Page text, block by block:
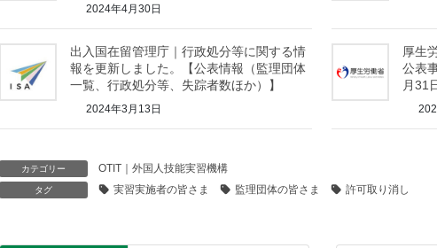
2024年4月30日
出入国在留管理庁｜行政処分等に関する情
報を更新しました。【公表情報（監理団体
一覧、行政処分等、失踪者数ほか）】
2024年3月13日
厚生
公表
月31
カテゴリー OTIT｜外国人技能実習機構
タグ 実習実施者の皆さま 監理団体の皆さま 許可取り消し